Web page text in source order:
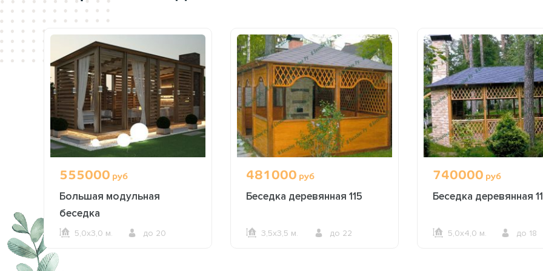
555000 руб
Большая модульная
беседка
5,0х3,0 м. до 20
481000 руб
Беседка деревянная 115
3,5х3,5 м. до 22
740000 руб
Беседка деревянная
5,0х4,0 м. до 18